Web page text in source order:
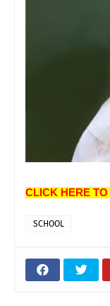
CLICK HERE TO
SCHOOL